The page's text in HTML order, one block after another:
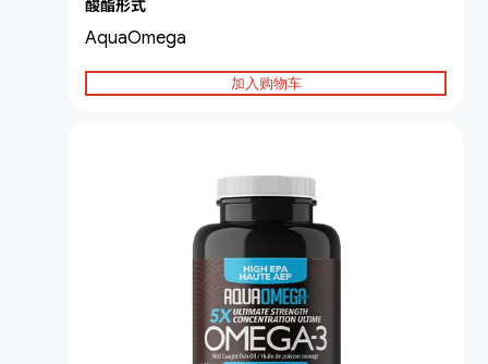
酸酯形式
AquaOmega
加入购物车